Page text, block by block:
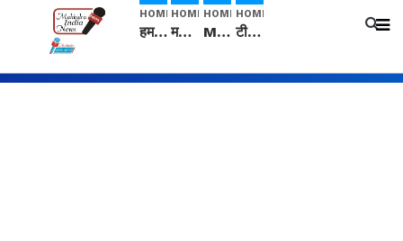
HOME
हम सनातनी..." सांसद kangana Ranaut से क्या बोली लड़की? Viral Jantar-Mantar | CJP protest
HOME
मनीषा हत्याकांड: हत्या, आत्महत्या या कोई बड़ा राज? | Full Story | Josh Haryana
HOME
Mangalsutra: हिंदू धर्म में शादी के बाद मंगलसूत्र क्यों पहनती है महिलाएं, किसने शुरु की ये परंपरा
HOME
टीम बीकेई ने एग्रीकल्चर ग्रेड की यूरिया खाद गट्टों में बदलकर टेक्निकल ग्रेड में बेचने वालों पर करवाई कार्रवाई: लखविंदर सिंह औलख